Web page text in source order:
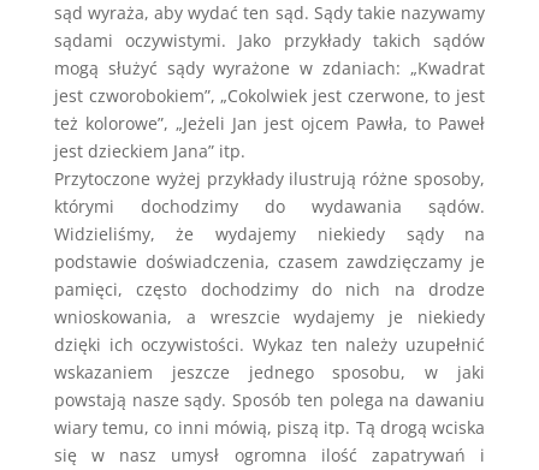
sąd wyraża, aby wydać ten sąd. Sądy takie nazywamy
sądami oczywistymi. Jako przykłady takich sądów
mogą służyć sądy wyrażone w zdaniach: „Kwadrat
jest czworobokiem”, „Cokolwiek jest czerwone, to jest
też kolorowe”, „Jeżeli Jan jest ojcem Pawła, to Paweł
jest dzieckiem Jana” itp.
Przytoczone wyżej przykłady ilustrują różne sposoby,
którymi dochodzimy do wydawania sądów.
Widzieliśmy, że wydajemy niekiedy sądy na
podstawie doświadczenia, czasem zawdzięczamy je
pamięci, często dochodzimy do nich na drodze
wnioskowania, a wreszcie wydajemy je niekiedy
dzięki ich oczywistości. Wykaz ten należy uzupełnić
wskazaniem jeszcze jednego sposobu, w jaki
powstają nasze sądy. Sposób ten polega na dawaniu
wiary temu, co inni mówią, piszą itp. Tą drogą wciska
się w nasz umysł ogromna ilość zapatrywań i